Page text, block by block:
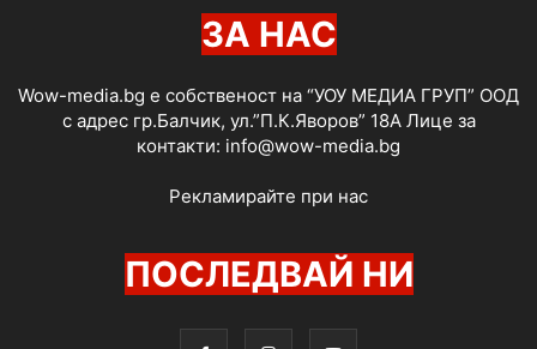
ЗА НАС
Wow-media.bg е собственост на “УОУ МЕДИА ГРУП” ООД
с адрес гр.Балчик, ул.”П.К.Яворов” 18А Лице за
контакти: info@wow-media.bg
Рекламирайте при нас
ПОСЛЕДВАЙ НИ